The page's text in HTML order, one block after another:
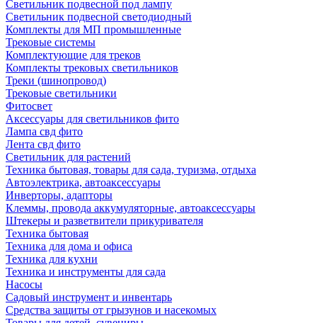
Светильник подвесной под лампу
Светильник подвесной светодиодный
Комплекты для МП промышленные
Трековые системы
Комплектующие для треков
Комплекты трековых светильников
Треки (шинопровод)
Трековые светильники
Фитосвет
Аксессуары для светильников фито
Лампа свд фито
Лента свд фито
Светильник для растений
Техника бытовая, товары для сада, туризма, отдыха
Автоэлектрика, автоаксессуары
Инверторы, адапторы
Клеммы, провода аккумуляторные, автоаксессуары
Штекеры и разветвители прикуривателя
Техника бытовая
Техника для дома и офиса
Техника для кухни
Техника и инструменты для сада
Насосы
Садовый инструмент и инвентарь
Средства защиты от грызунов и насекомых